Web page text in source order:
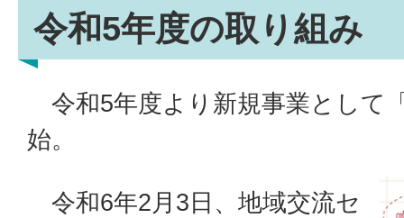
令和5年度の取り組み
令和5年度より新規事業として
始。
令和6年2月3日、地域交流セ